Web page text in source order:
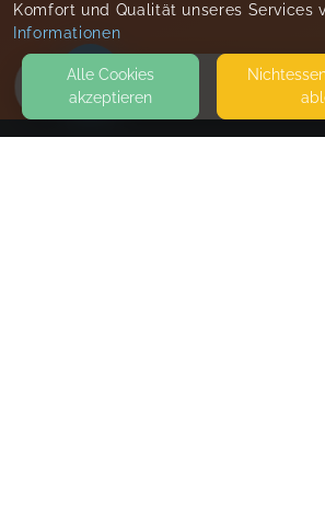
HOME
Komfort und Qualität unseres Services
Informationen
Alle Cookies
akzeptieren